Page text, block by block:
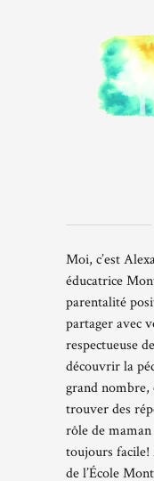
Moi, c’est
éducatrice
parentalité
partager avec
respectueuse
découvrir la
grand nombre,
trouver des
rôle de maman
toujours facile!
de l’École